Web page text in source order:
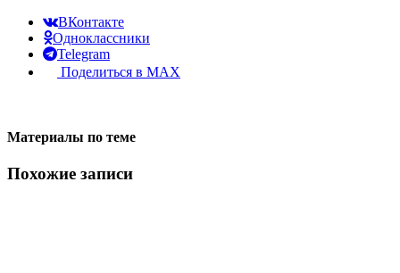
ВКонтакте
Одноклассники
Telegram
Поделиться в MAX
Материалы по теме
Похожие записи